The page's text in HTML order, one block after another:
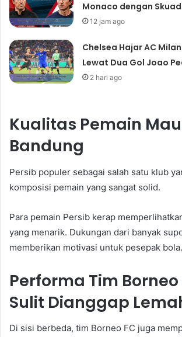
Monaco dengan
12 jam ago
Chelsea Hajar AC
Lewat Dua Gol Joao
2 hari ago
Kualitas Pemain
Bandung
Persib populer sebagai salah satu klub
komposisi pemain yang sangat solid.
Para pemain Persib kerap
yang menarik. Dukungan dari banyak
memberikan motivasi untuk pesepak bola.
Performa Tim Borneo
Sulit Dianggap
Di sisi berbeda, tim Borneo FC juga